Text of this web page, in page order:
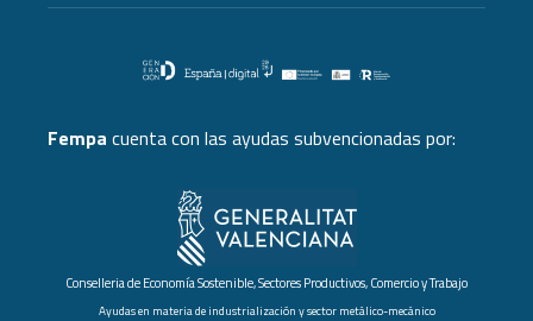
Fempa cuenta con las ayudas subvencionadas por:
Conselleria de Economía Sostenible, Sectores Productivos, Comercio y Trabajo
Ayudas en materia de industrialización y sector metálico-mecánico